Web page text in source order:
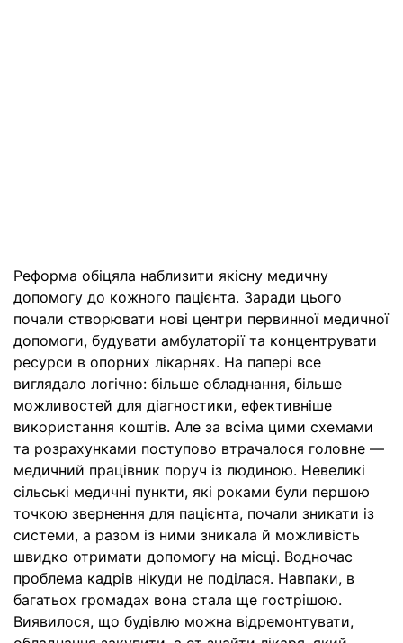
Реформа обіцяла наблизити якісну медичну
допомогу до кожного пацієнта. Заради цього
почали створювати нові центри первинної медичної
допомоги, будувати амбулаторії та концентрувати
ресурси в опорних лікарнях. На папері все
виглядало логічно: більше обладнання, більше
можливостей для діагностики, ефективніше
використання коштів. Але за всіма цими схемами
та розрахунками поступово втрачалося головне —
медичний працівник поруч із людиною. Невеликі
сільські медичні пункти, які роками були першою
точкою звернення для пацієнта, почали зникати із
системи, а разом із ними зникала й можливість
швидко отримати допомогу на місці. Водночас
проблема кадрів нікуди не поділася. Навпаки, в
багатьох громадах вона стала ще гострішою.
Виявилося, що будівлю можна відремонтувати,